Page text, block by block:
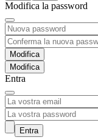
Modifica la password
Modifica
Entra
Entra